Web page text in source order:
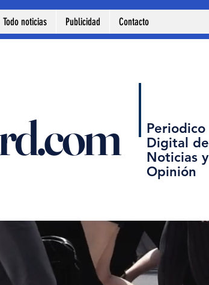
Todo noticias Publicidad Contacto
Periodico
Digital de
Noticias y
Opinión